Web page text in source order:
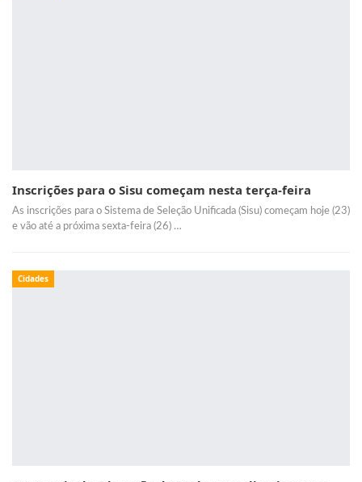
Inscrições para o Sisu começam nesta terça-feira
As inscrições para o Sistema de Seleção Unificada (Sisu) começam hoje (23)
e vão até a próxima sexta-feira (26) …
Cidades